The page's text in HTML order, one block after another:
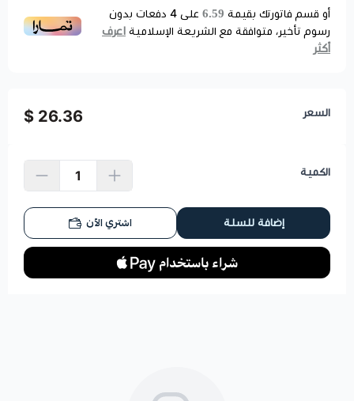
أو قسم فاتورتك بقيمة 6.59 على 4 دفعات بدون
رسوم تأخير، متوافقة مع الشريعة الإسلامية اعرف
أكثر
السعر 26.36 $
الكمية
إضافة للسلة اشتري الآن